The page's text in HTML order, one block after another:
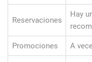
Reservaciones
Hay
Promociones A